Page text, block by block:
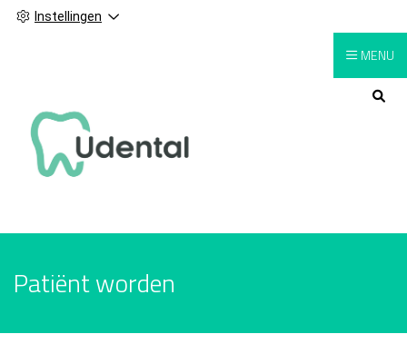
Instellingen
Hoofdmenu
MENU
Patiënt worden